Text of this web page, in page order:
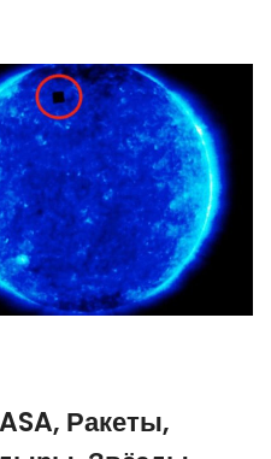
Ракеты,